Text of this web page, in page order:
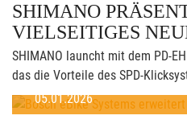
SHIMANO
VIELSEITIGES
SHIMANO launcht mit dem PD-
das die Vorteile des SPD-
05.01.2026